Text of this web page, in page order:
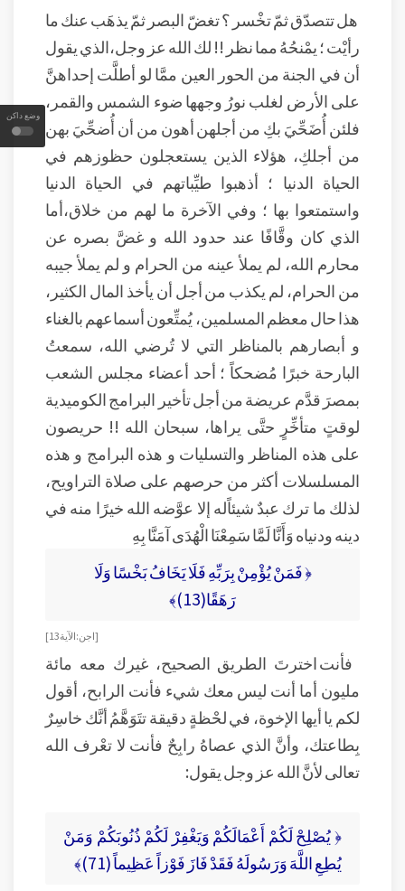
وضع داكن
هل تتصدّق ثمّ تخْسر ؟ تغضّ البصر ثمّ يذهَب عنك ما
رأيْت ؛ يمْنحُهُ مما نظر ‍‍!! لك الله عز وجل،الذي يقول
أن في الجنة من الحور العين ممَّا لو أطلَّت إحداهنَّ
على الأرض لغلب نورُ وجهها ضوء الشمس والقمر،
فلئن أُضَحِّيَ بكِ من أجلهن أهون من أن أُضحِّيَ بهن
من أجلكِ، هؤلاء الذين يستعجلون حظوزهم في
الحياة الدنيا ؛ أذهبوا طيِّباتهم في الحياة الدنيا
واستمتعوا بها ؛ وفي الآخرة ما لهم من خلاق،أما
الذي كان وقَّافًا عند حدود الله و غضَّ بصره عن
محارم الله، لم يملأ عينه من الحرام و لم يملأ جيبه
من الحرام، لم يكذب من أجل أن يأخذ المال الكثير،
هذا حال معظم المسلمين، يُمتِّعون أسماعهم بالغناء
و أبصارهم بالمناظر التي لا تُرضي الله، سمعتُ
البارحة خبرًا مُضحكاً ؛ أحد أعضاء مجلس الشعب
بمصرَ قدَّم عريضة من أجل تأخير البرامج الكوميدية
لوقتٍ متأخِّرٍ حتَّى يراها، سبحان الله !! حريصون
على هذه المناظر والتسليات و هذه البرامج و هذه
المسلسلات أكثر من حرصهم على صلاة التراويح،
لذلك ما ترك عبدٌ شيئاًله إلا عوَّضه الله خيرًا منه في
دينه ودنياه وَأَنَّا لَمَّا سَمِعْنَا الْهُدَى آمَنَّا بِهِ
﴿ فَمَنْ يُؤْمِنْ بِرَبِّهِ فَلَا يَخَافُ بَخْسًا وَلَا
رَهَقًا(13)﴾
[ اجن: الآية 13 ]
فأنت اخترتَ الطريق الصحيح، غيرك معه مائة
مليون أما أنت ليس معك شيء فأنت الرابح، أقول
لكم يا أيها الإخوة، في لحْظةٍ دقيقة تتَوَهَّمُ أنَّك خاسِرٌ
بِطاعتك، وأنَّ الذي عصاهُ رابِحٌ فأنت لا تعْرف الله
تعالى لأنَّ الله عز وجل يقول:
﴿ يُصْلِحْ لَكُمْ أَعْمَالَكُمْ وَيَغْفِرْ لَكُمْ ذُنُوبَكُمْ وَمَنْ
يُطِعِ اللَّهَ وَرَسُولَهُ فَقَدْ فَازَ فَوْزاً عَظِيماً (71)﴾